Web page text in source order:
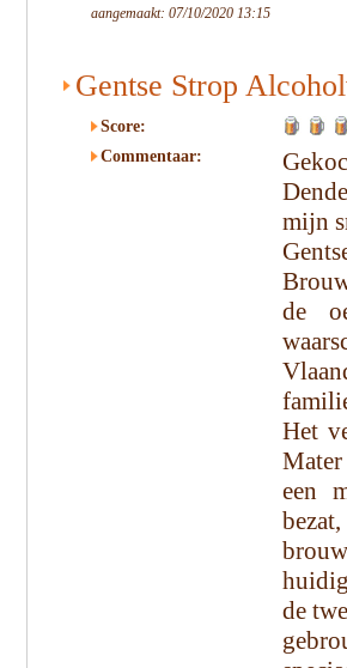
aangemaakt: 07/10/2020 13:15
Gentse Strop
Score:
Commentaar:
mijn
de
Het
een
de